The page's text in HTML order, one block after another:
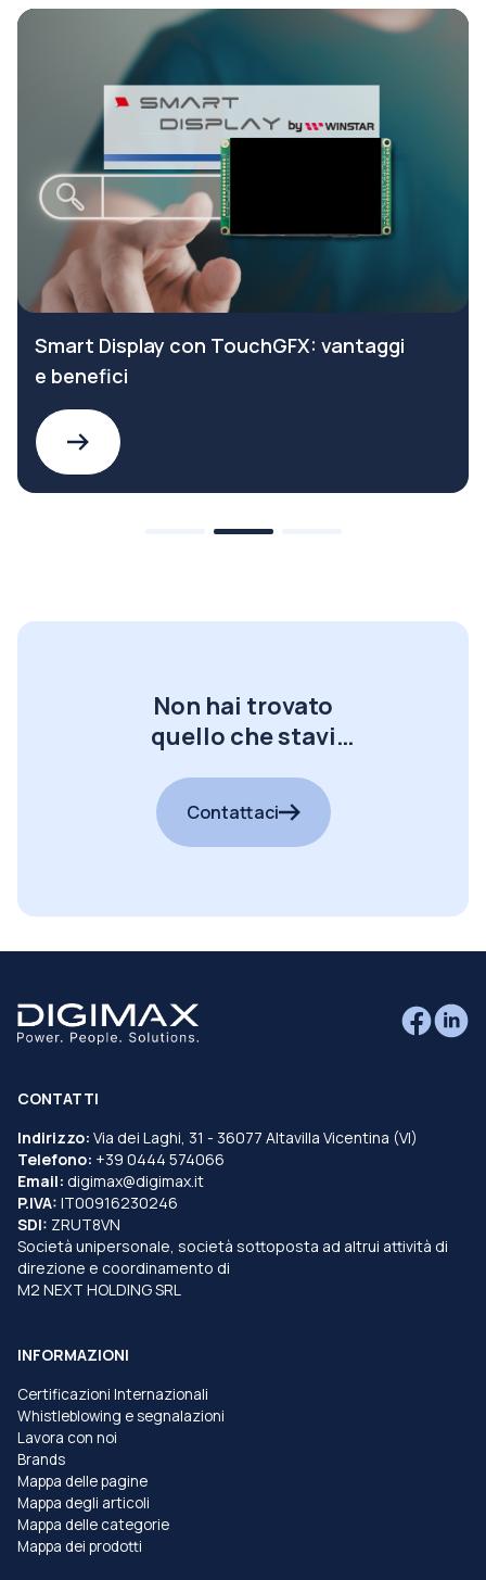
Smart Display con TouchGFX: vantaggi
e benefici
Non hai trovato
quello che stavi
Contattaci
CONTATTI
Indirizzo: Via dei Laghi, 31 - 36077 Altavilla Vicentina (VI)
Telefono: +39 0444 574066
Email: digimax@digimax.it
P.IVA: IT00916230246
SDI: ZRUT8VN
Società unipersonale, società sottoposta ad altrui attività di
direzione e coordinamento di
M2 NEXT HOLDING SRL
INFORMAZIONI
Certificazioni Internazionali
Whistleblowing e segnalazioni
Lavora con noi
Brands
Mappa delle pagine
Mappa degli articoli
Mappa delle categorie
Mappa dei prodotti